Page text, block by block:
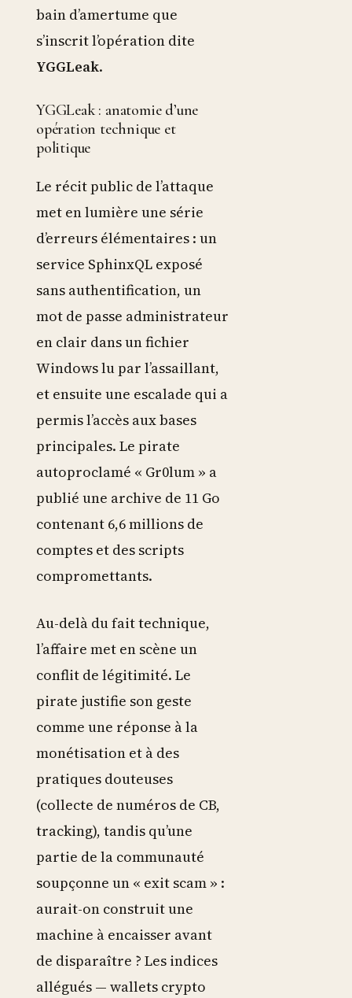
bain d’amertume que
s’inscrit l’opération dite
YGGLeak.
YGGLeak : anatomie d’une
opération technique et
politique
Le récit public de l’attaque
met en lumière une série
d’erreurs élémentaires : un
service SphinxQL exposé
sans authentification, un
mot de passe administrateur
en clair dans un fichier
Windows lu par l’assaillant,
et ensuite une escalade qui a
permis l’accès aux bases
principales. Le pirate
autoproclamé « Gr0lum » a
publié une archive de 11 Go
contenant 6,6 millions de
comptes et des scripts
compromettants.
Au-delà du fait technique,
l’affaire met en scène un
conflit de légitimité. Le
pirate justifie son geste
comme une réponse à la
monétisation et à des
pratiques douteuses
(collecte de numéros de CB,
tracking), tandis qu’une
partie de la communauté
soupçonne un « exit scam » :
aurait-on construit une
machine à encaisser avant
de disparaître ? Les indices
allégués — wallets crypto